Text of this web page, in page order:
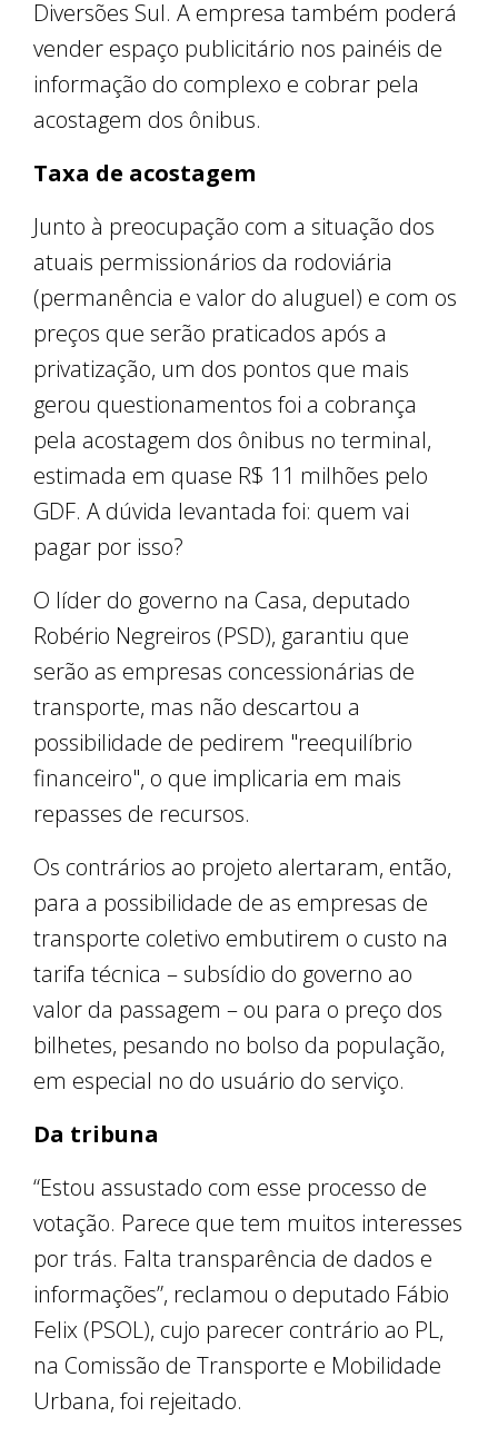
Diversões Sul. A empresa também poderá
vender espaço publicitário nos painéis de
informação do complexo e cobrar pela
acostagem dos ônibus.
Taxa de acostagem
Junto à preocupação com a situação dos
atuais permissionários da rodoviária
(permanência e valor do aluguel) e com os
preços que serão praticados após a
privatização, um dos pontos que mais
gerou questionamentos foi a cobrança
pela acostagem dos ônibus no terminal,
estimada em quase R$ 11 milhões pelo
GDF. A dúvida levantada foi: quem vai
pagar por isso?
O líder do governo na Casa, deputado
Robério Negreiros (PSD), garantiu que
serão as empresas concessionárias de
transporte, mas não descartou a
possibilidade de pedirem "reequilíbrio
financeiro", o que implicaria em mais
repasses de recursos.
Os contrários ao projeto alertaram, então,
para a possibilidade de as empresas de
transporte coletivo embutirem o custo na
tarifa técnica – subsídio do governo ao
valor da passagem – ou para o preço dos
bilhetes, pesando no bolso da população,
em especial no do usuário do serviço.
Da tribuna
“Estou assustado com esse processo de
votação. Parece que tem muitos interesses
por trás. Falta transparência de dados e
informações”, reclamou o deputado Fábio
Felix (PSOL), cujo parecer contrário ao PL,
na Comissão de Transporte e Mobilidade
Urbana, foi rejeitado.